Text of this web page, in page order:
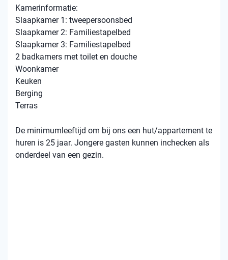
Kamerinformatie:
Slaapkamer 1: tweepersoonsbed
Slaapkamer 2: Familiestapelbed
Slaapkamer 3: Familiestapelbed
2 badkamers met toilet en douche
Woonkamer
Keuken
Berging
Terras
De minimumleeftijd om bij ons een hut/appartement te
huren is 25 jaar. Jongere gasten kunnen inchecken als
onderdeel van een gezin.